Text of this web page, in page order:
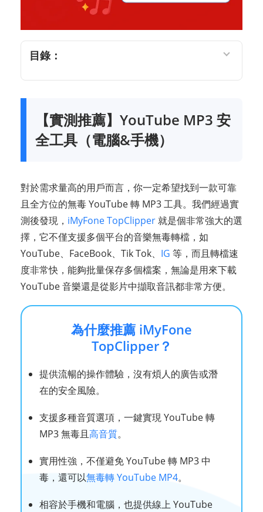
目錄：
【實測推薦】YouTube MP3 安
全工具（電腦&手機）
對於需求量高的用戶而言，你一定希望找到一款可靠
且全方位的無毒 YouTube 轉 MP3 工具。我們經過實
測後發現， iMyFone TopClipper就是個非常強大的選
擇，它不僅支援多個平台的音樂無毒轉檔，如
YouTube、FaceBook、Tik Tok、 IG 等，而且轉檔速
度非常快，能夠批量保存多個檔案，無論是用來下載
YouTube 音樂還是從影片中擷取音訊都非常方便。
為什麼推薦 iMyFone
TopClipper？
提供流暢的操作體驗，沒有煩人的廣告或潛
在的安全風險。
支援多種音質選項，一鍵實現 YouTube 轉
MP3 無毒且高音質。
實用性強，不僅避免 YouTube 轉 MP3 中
毒，還可以無毒轉 YouTube MP4。
相容於手機和電腦，也提供線上 YouTube